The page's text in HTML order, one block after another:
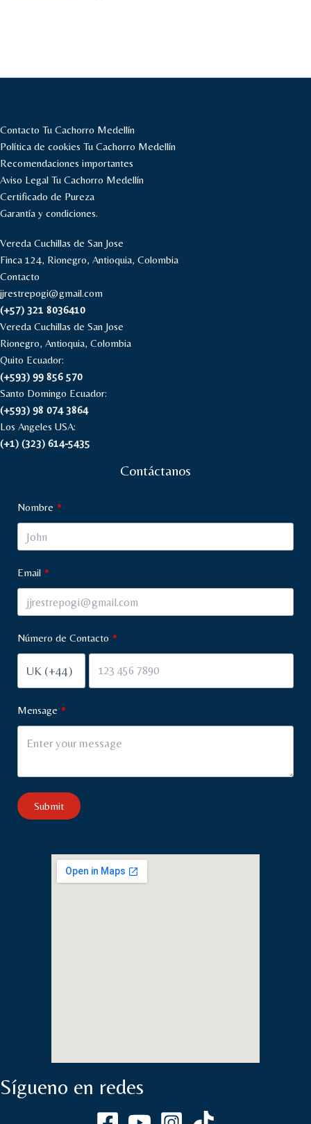
Contacto Tu Cachorro Medellín
Política de cookies Tu Cachorro Medellín
Recomendaciones importantes
Aviso Legal Tu Cachorro Medellín
Certificado de Pureza
Garantía y condiciones.
Vereda Cuchillas de San Jose
Finca 124, Rionegro, Antioquia, Colombia
Contacto
jjrestrepogi@gmail.com
(+57) 321 8036410
Vereda Cuchillas de San Jose
Rionegro, Antioquia, Colombia
Quito Ecuador:
(+593) 99 856 570
Santo Domingo Ecuador:
(+593) 98 074 3864
Los Angeles USA:
(+1) (323) 614-5435
Contáctanos
Nombre
Email
Número de Contacto
Mensage
Submit
Sígueno en redes